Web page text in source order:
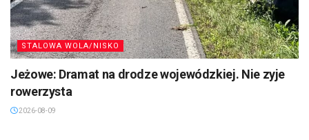
STALOWA WOLA/NISKO
Jeżowe: Dramat na drodze wojewódzkiej. Nie zyje
rowerzysta
2026-08-09